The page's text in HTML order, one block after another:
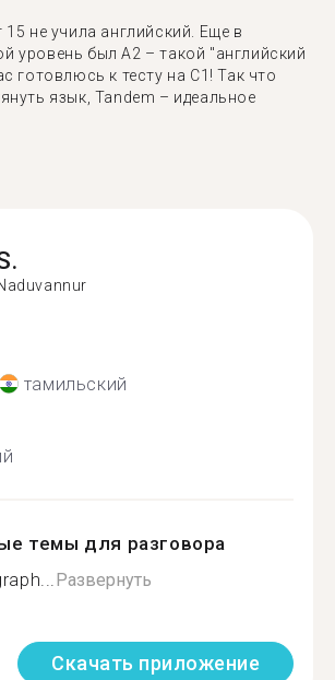
15 не учила английский. Еще в
уровень был A2 – такой "английский
готовлюсь к тесту на C1! Так что
язык, Tandem – идеальное
тамильский
темы для разговора
Развернуть
Скачать приложение